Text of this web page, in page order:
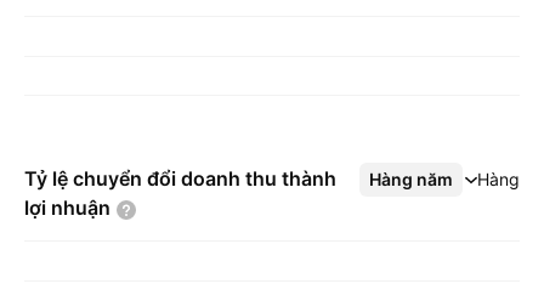
Tỷ lệ chuyển đổi doanh thu thành
lợi nhuận
Hàng năm Hàng
Xem thêm